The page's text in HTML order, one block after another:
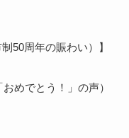
50周年の賑わい）】
めでとう！」の声）